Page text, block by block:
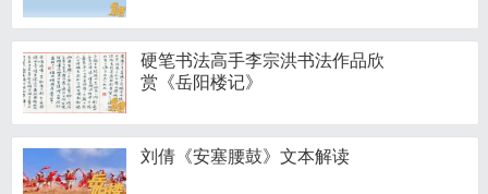
硬笔书法高手李宗洪书法作品欣
赏《岳阳楼记》
刘倩《安塞腰鼓》文本解读